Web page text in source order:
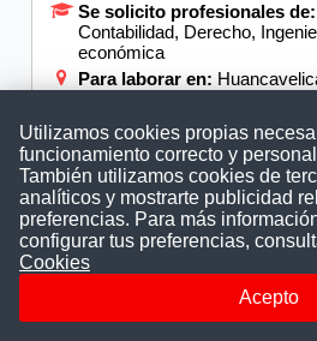
Se solicito profesionales de:
Contabilidad, Derecho,
económica
Para laborar en:
DESCARGAR
Convocatoria
TRANSPORTES
Técnicos,
otros | Bolsa de
Utilizamos cookies propias
funcionamiento correcto y
También utilizamos cookies de
analíticos y mostrarte publicidad
preferencias. Para más
configurar tus preferencias,
Cookies
Acepto